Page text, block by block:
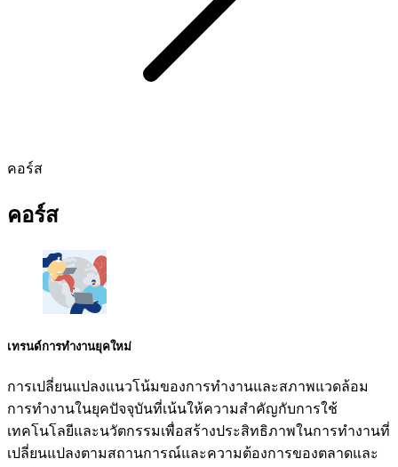
คอร์ส
คอร์ส
เทรนด์การทํางานยุคใหม่
การเปลี่ยนแปลงแนวโน้มของการทำงานและสภาพแวดล้อม
การทำงานในยุคปัจจุบันที่เน้นให้ความสำคัญกับการใช้
เทคโนโลยีและนวัตกรรมเพื่อสร้างประสิทธิภาพในการทำงานที่
เปลี่ยนแปลงตามสถานการณ์และความต้องการของตลาดและ